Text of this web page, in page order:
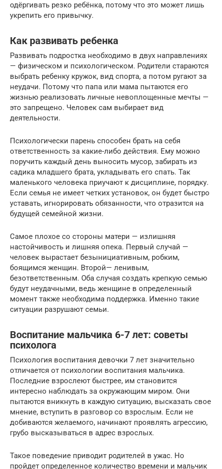
одёргивать резко ребёнка, потому что это может лишь
укрепить его привычку.
Как развивать ребенка
Развивать подростка необходимо в двух направлениях
— физическом и психологическом. Родители стараются
выбрать ребенку кружок, вид спорта, а потом ругают за
неудачи. Потому что папа или мама пытаются его
жизнью реализовать личные невоплощенные мечты —
это запрещено. Человек сам выбирает вид
деятельности.
Психологически парень способен брать на себя
ответственность за какие-либо действия. Ему можно
поручить каждый день выносить мусор, забирать из
садика младшего брата, укладывать его спать. Так
маленького человека приучают к дисциплине, порядку.
Если семья не имеет четких установок, он будет быстро
уставать, игнорировать обязанности, что отразится на
будущей семейной жизни.
Самое плохое со стороны матери — излишняя
настойчивость и лишняя опека. Первый случай —
человек вырастает безынициативным, робким,
боящимся женщин. Второй— ленивым,
безответственным. Оба случая создать крепкую семью
будут неудачными, ведь женщине в определенный
момент также необходима поддержка. Именно такие
ситуации разрушают семьи.
Воспитание мальчика 6-7 лет: советы
психолога
Психология воспитания девочки 7 лет значительно
отличается от психологии воспитания мальчика.
Последние взрослеют быстрее, им становится
интересно наблюдать за окружающим миром. Они
пытаются вникнуть в каждую ситуацию, высказать свое
мнение, вступить в разговор со взрослым. Если не
добиваются желаемого, начинают проявлять агрессию,
грубо высказываться в адрес взрослых.
Такое поведение приводит родителей в ужас. Но
пройдет определенное количество времени и мальчик